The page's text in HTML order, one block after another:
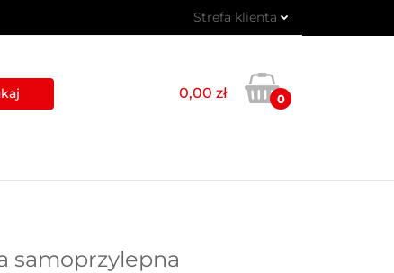
Strefa klienta
Zarejestruj się
Dodaj zgłoszenie
0,00 zł 0
samoprzylepna